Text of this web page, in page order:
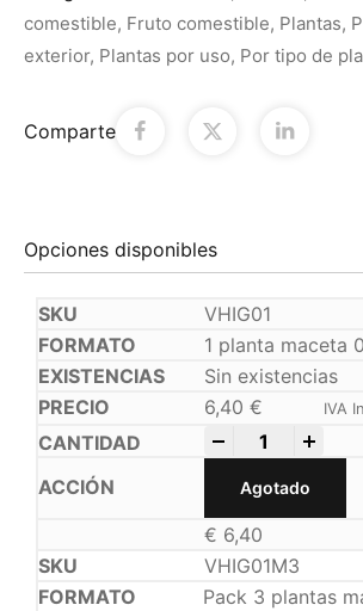
comestible, Fruto comestible, Plantas,
exterior, Plantas por uso, Por tipo de
Comparte
Opciones disponibles
VHIG01
1 planta maceta
Sin existencias
6,40€ IVA
Agotado
€ 6,40
VHIG01M3
Pack 3 plantas